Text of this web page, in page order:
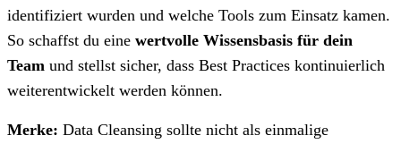
identifiziert wurden und welche Tools zum Einsatz kamen.
So schaffst du eine wertvolle Wissensbasis für dein
Team und stellst sicher, dass Best Practices kontinuierlich
weiterentwickelt werden können.
Merke: Data Cleansing sollte nicht als einmalige